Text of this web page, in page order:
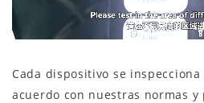
Cada dispositivo se
acuerdo con nuestras normas